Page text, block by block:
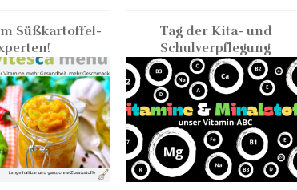
Süßkartoffel-
Tag der Kita- und
Schulverpflegung